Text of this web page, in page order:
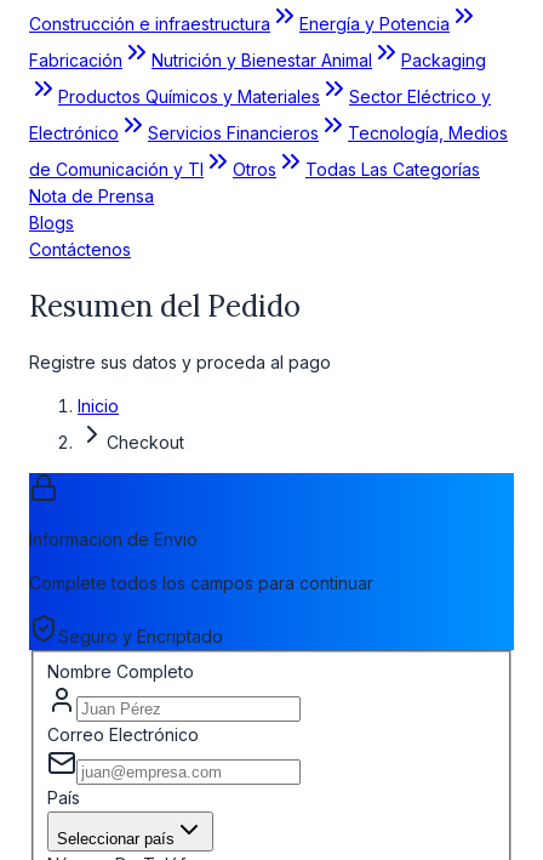
Construcción e infraestructura
Energía y Potencia
Fabricación
Nutrición y Bienestar Animal
Packaging
Productos Químicos y Materiales
Sector Eléctrico y
Electrónico
Servicios Financieros
Tecnología, Medios
de Comunicación y TI
Otros
Todas Las Categorías
Nota de Prensa
Blogs
Contáctenos
Resumen del Pedido
Registre sus datos y proceda al pago
Inicio
Checkout
Informacion de Envio
Complete todos los campos para continuar
Seguro y Encriptado
Nombre Completo
Correo Electrónico
País
Seleccionar país